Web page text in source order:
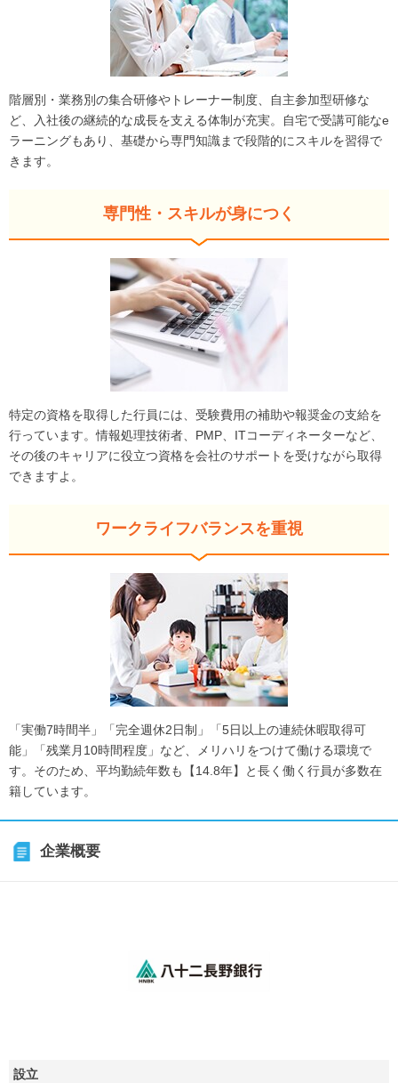
階層別・業務別の集合研修やトレーナー制度、自主参加型研修な
ど、入社後の継続的な成長を支える体制が充実。自宅で受講可能なe
ラーニングもあり、基礎から専門知識まで段階的にスキルを習得で
きます。
専門性・スキルが身につく
特定の資格を取得した行員には、受験費用の補助や報奨金の支給を
行っています。情報処理技術者、PMP、ITコーディネーターなど、
その後のキャリアに役立つ資格を会社のサポートを受けながら取得
できますよ。
ワークライフバランスを重視
「実働7時間半」「完全週休2日制」「5日以上の連続休暇取得可
能」「残業月10時間程度」など、メリハリをつけて働ける環境で
す。そのため、平均勤続年数も【14.8年】と長く働く行員が多数在
籍しています。
企業概要
設立